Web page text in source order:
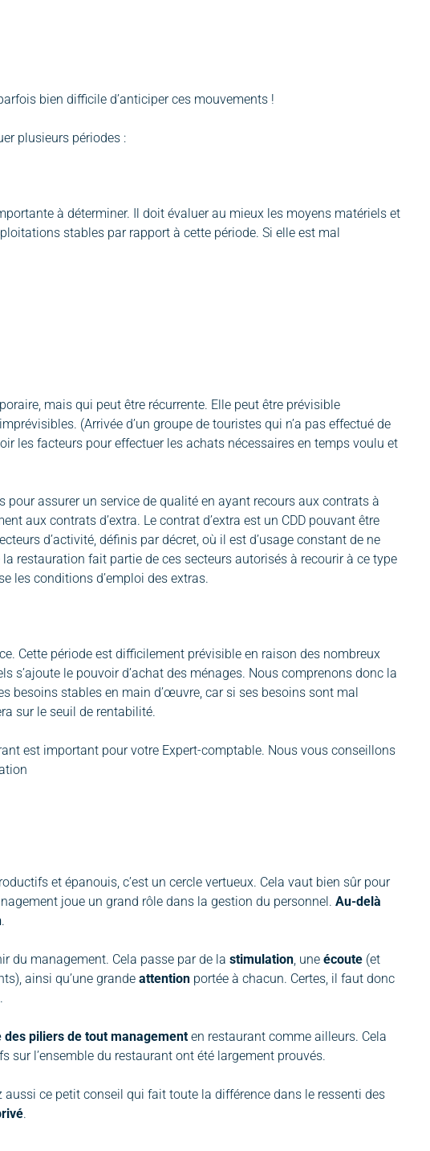
bien difficile d’anticiper ces mouvements !
plusieurs périodes :
à déterminer. Il doit évaluer au mieux les moyens matériels et
stables par rapport à cette période. Si elle est mal
mais qui peut être récurrente. Elle peut être prévisible
(Arrivée d’un groupe de touristes qui n’a pas effectué de
les facteurs pour effectuer les achats nécessaires en temps voulu et
pour assurer un service de qualité en ayant recours aux contrats à
aux contrats d’extra. Le contrat d’extra est un CDD pouvant être
d’activité, définis par décret, où il est d’usage constant de ne
restauration fait partie de ces secteurs autorisés à recourir à ce type
les conditions d’emploi des extras.
Cette période est difficilement prévisible en raison des nombreux
s’ajoute le pouvoir d’achat des ménages. Nous comprenons donc la
besoins stables en main d’œuvre, car si ses besoins sont mal
sur le seuil de rentabilité.
est important pour votre Expert-comptable. Nous vous conseillons
et épanouis, c’est un cercle vertueux. Cela vaut bien sûr pour
joue un grand rôle dans la gestion du personnel. Au-delà
.
du management. Cela passe par de la stimulation , une écoute (et
ainsi qu’une grande attention portée à chacun. Certes, il faut donc
des piliers de tout management en restaurant comme ailleurs. Cela
sur l’ensemble du restaurant ont été largement prouvés.
ce petit conseil qui fait toute la différence dans le ressenti des
.